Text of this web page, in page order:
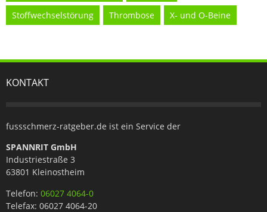
Stoffwechselstörung Thrombose X- und O-Beine
KONTAKT
fussschmerz-ratgeber.de ist ein Service der
SPANNRIT GmbH
Industriestraße 3
63801 Kleinostheim
Telefon: 06027 4064-0
Telefax: 06027 4064-20